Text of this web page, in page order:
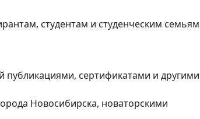
студентам и студенческим семьям
публикациями, сертификатами и другими
Новосибирска, новаторскими